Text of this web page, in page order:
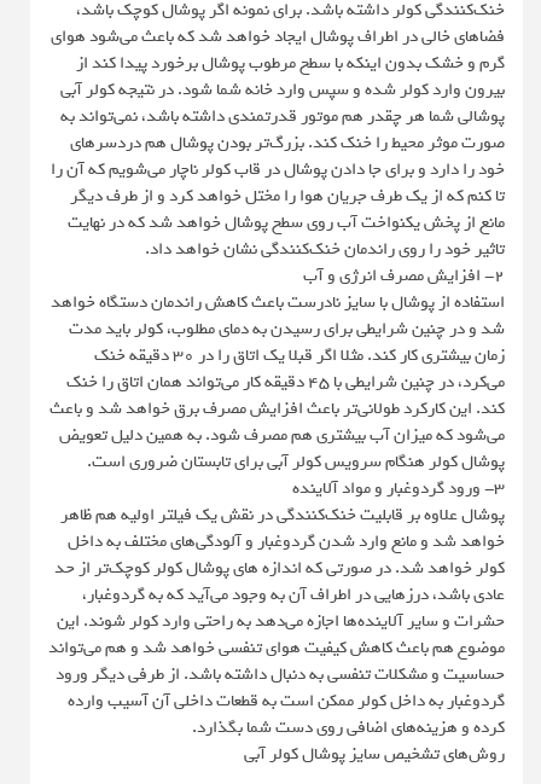
خنک‌کنندگی کولر داشته باشد. برای نمونه اگر پوشال کوچک باشد،
فضاهای خالی در اطراف پوشال ایجاد خواهد شد که باعث می‌شود هوای
گرم و خشک بدون اینکه با سطح مرطوب پوشال برخورد پیدا کند از
بیرون وارد کولر شده و سپس وارد خانه شما شود. در نتیجه کولر آبی
پوشالی شما هر چقدر هم موتور قدرتمندی داشته باشد، نمی‌تواند به
صورت موثر محیط را خنک کند. بزرگ‌تر بودن پوشال هم دردسرهای
خود را دارد و برای جا دادن پوشال در قاب کولر ناچار می‌شویم که آن را
تا کنم که از یک طرف جریان هوا را مختل خواهد کرد و از طرف دیگر
مانع از پخش یکنواخت آب روی سطح پوشال خواهد شد که در نهایت
تاثیر خود را روی راندمان خنک‌کنندگی نشان خواهد داد.
2- افزایش مصرف انرژی و آب
استفاده از پوشال با سایز نادرست باعث کاهش راندمان دستگاه خواهد
شد و در چنین شرایطی برای رسیدن به دمای مطلوب، کولر باید مدت
زمان بیشتری کار کند. مثلا اگر قبلا یک اتاق را در 30 دقیقه خنک
می‌کرد، در چنین شرایطی با 45 دقیقه کار می‌تواند همان اتاق را خنک
کند. این کارکرد طولانی‌تر باعث افزایش مصرف برق خواهد شد و باعث
می‌شود که میزان آب بیشتری هم مصرف شود. به همین دلیل تعویض
پوشال کولر هنگام سرویس کولر آبی برای تابستان ضروری است.
3- ورود گردوغبار و مواد آلاینده
پوشال علاوه بر قابلیت خنک‌کنندگی در نقش یک فیلتر اولیه هم ظاهر
خواهد شد و مانع وارد شدن گردوغبار و آلودگی‌های مختلف به داخل
کولر خواهد شد. در صورتی که اندازه های پوشال کولر کوچک‌تر از حد
عادی باشد، درزهایی در اطراف آن به وجود می‌آید که به گردوغبار،
حشرات و سایر آلاینده‌ها اجازه می‌دهد به راحتی وارد کولر شوند. این
موضوع هم باعث کاهش کیفیت هوای تنفسی خواهد شد و هم می‌تواند
حساسیت و مشکلات تنفسی به دنبال داشته باشد. از طرفی دیگر ورود
گردوغبار به داخل کولر ممکن است به قطعات داخلی آن آسیب وارده
کرده و هزینه‌های اضافی روی دست شما بگذارد.
روش‌های تشخیص سایز پوشال کولر آبی